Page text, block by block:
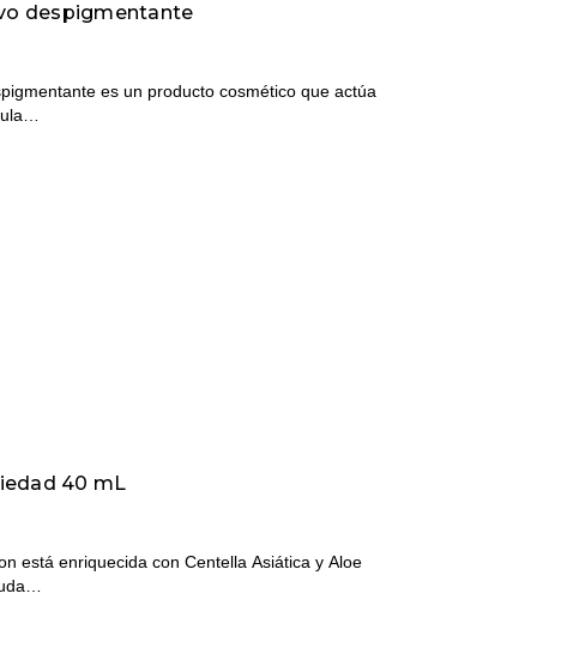
despigmentante
es un producto cosmético que actúa
40 mL
está enriquecida con Centella Asiática y Aloe